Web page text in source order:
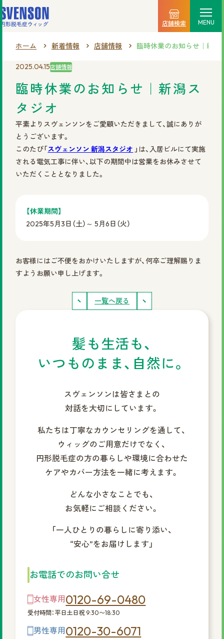
店舗検索 MENU
料金プラン
ご利用の流れ
商品一覧
店舗情報
ご相談・店舗予約はこちら
お電話での予約
男性専用0120-30-6071
資料請求はこちら
プライバシーポリシー 会社概要 円形脱毛症.com
©2025 株式会社スヴェンソン.
ホーム 新着情報 店舗情報 臨時休業のお知らせ｜新潟
2025.04.15店舗情報
臨時休業のお知らせ｜新潟ス
タジオ
平素よりスヴェンソンをご愛顧いただきまして、誠にありが
とうございます。
このたび「スヴェンソン 新潟スタジオ 」は、入居ビルにて実施
される電気工事に伴い、以下の期間中は営業をお休みさせて
いただくこととなりました。
【休業期間】
2025年5月3日（土）～ 5月6日（火）
お客様にはご不便をおかけいたしますが、何卒ご理解賜りま
すようお願い申し上げます。
一覧へ戻る
髪も生活も、
いつものまま、自然に。
スヴェンソンは皆さまとの
対話を大切にしています。
私たちは丁寧なカウンセリングを通して、
ウィッグのご用意だけでなく、
円形脱毛症の方の暮らしや環境に合わせた
ケアやカバー方法を一緒に考えます。
どんな小さなことでも、
お気軽にご相談ください。
「一人ひとりの暮らしに寄り添い、
“安心”をお届けします」
お電話でのお問い合せ
女性専用 0120-69-0480
受付時間：平日土日祝 9:30〜18:30
男性専用 0120-30-6071